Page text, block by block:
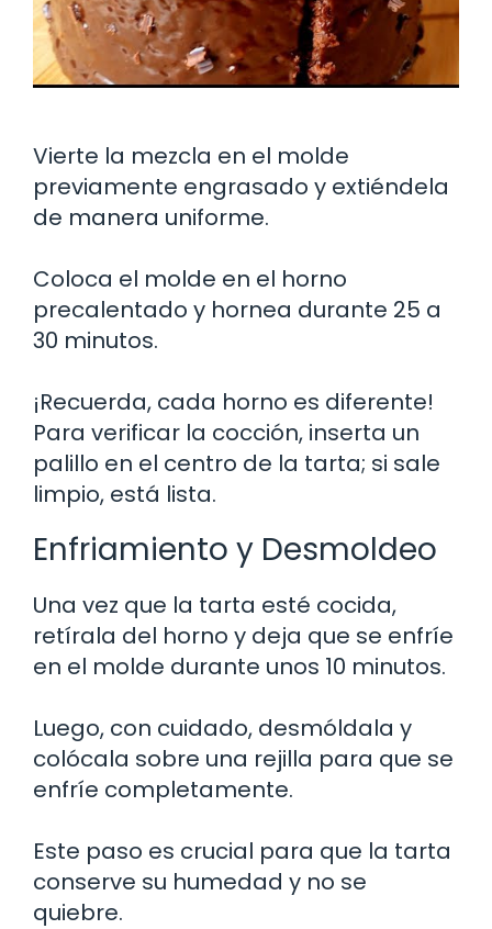
Vierte la mezcla en el molde
previamente engrasado y extiéndela
de manera uniforme.
Coloca el molde en el horno
precalentado y hornea durante 25 a
30 minutos.
¡Recuerda, cada horno es diferente!
Para verificar la cocción, inserta un
palillo en el centro de la tarta; si sale
limpio, está lista.
Enfriamiento y Desmoldeo
Una vez que la tarta esté cocida,
retírala del horno y deja que se enfríe
en el molde durante unos 10 minutos.
Luego, con cuidado, desmóldala y
colócala sobre una rejilla para que se
enfríe completamente.
Este paso es crucial para que la tarta
conserve su humedad y no se
quiebre.